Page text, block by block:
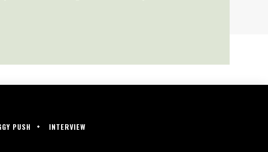
PUSH INTERVIEW